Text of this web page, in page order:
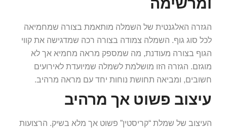
הגזרה האלגנטית של השמלה מותאמת בצורה שמחמיאה
לכל סוג גוף. השמלה צמודה בצורה רכה שמדגישה את קווי
הגוף בצורה מעודנת, מה שמספק מראה מחמיא אך לא
מוגזם. הגזרה הזו מושלמת לשמלה שמיועדת לאירועים
חשובים, ומביאה תחושת נוחות יחד עם מראה מרהיב.
עיצוב פשוט אך מרהיב
העיצוב של שמלת “קריסטין” פשוט אך מלא בשיק. הרצועות